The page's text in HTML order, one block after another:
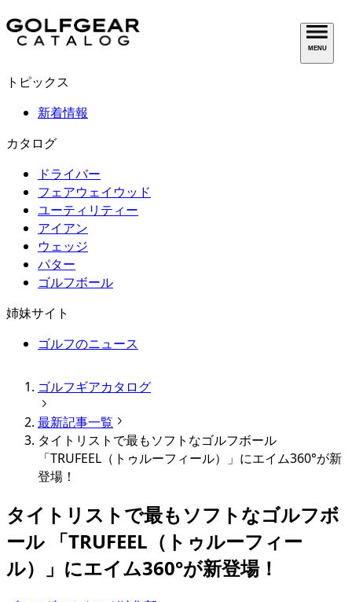
MENU
トピックス
新着情報
カタログ
ドライバー
フェアウェイウッド
ユーティリティー
アイアン
ウェッジ
パター
ゴルフボール
姉妹サイト
ゴルフのニュース
ゴルフギアカタログ
最新記事一覧
タイトリストで最もソフトなゴルフボール
「TRUFEEL（トゥルーフィール）」にエイム360°が新
登場！
タイトリストで最もソフトなゴルフボ
ール 「TRUFEEL（トゥルーフィー
ル）」にエイム360°が新登場！